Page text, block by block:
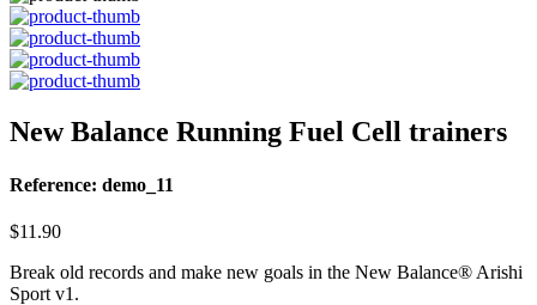
New Balance Running Fuel Cell trainers
Reference: demo_11
$11.90
Break old records and make new goals in the New Balance® Arishi
Sport v1.